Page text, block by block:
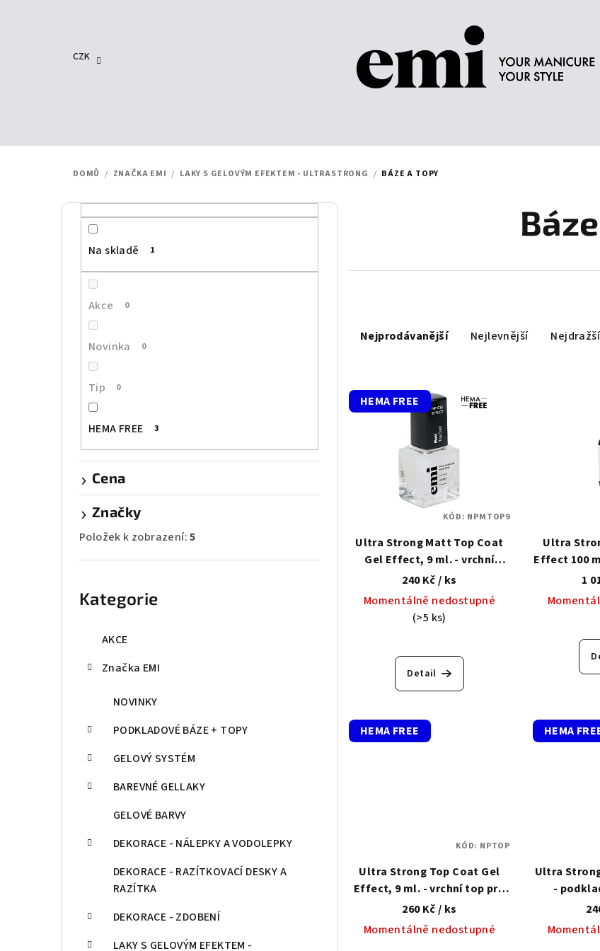
CZK
DOMŮ / ZNAČKA EMI / LAKY S GELOVÝM EFEKTEM - ULTRASTRONG / BÁZE A TOPY
P
Na skladě 1
Akce 0
Novinka 0
Tip 0
HEMA FREE 3
Cena
Značky
Položek k zobrazení:5
Kategorie
AKCE
Značka EMI
NOVINKY
PODKLADOVÉ BÁZE + TOPY
GELOVÝ SYSTÉM
BAREVNÉ GELLAKY
GELOVÉ BARVY
DEKORACE - NÁLEPKY A VODOLEPKY
DEKORACE - RAZÍTKOVACÍ DESKY A
RAZÍTKA
DEKORACE - ZDOBENÍ
LAKY S GELOVÝM EFEKTEM -
a
e
o
Nejprodávanější Nejlevnější Nejdražší
V
ý
r
ů
HEMA FREE
Ultra Strong Matt Top Coat
Gel Effect, 9 ml. - vrchní
matový top pro klasický lak
240 Kč/ ks
Momentálně nedostupné
(>5 ks)
Detail
KÓD: NPMTOP9
Ultra
Effect 100
1
HEMA FREE
Ultra Strong Top Coat Gel
Effect, 9 ml. - vrchní top pro
klasický lak
260 Kč/ ks
Momentálně nedostupné
KÓD: NPTOP
HEMA
Ultra
-